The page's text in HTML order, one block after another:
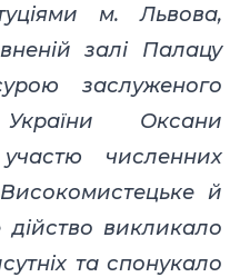
м. Львова,
залі Палацу
заслуженого
Оксани
численних
й
викликало
та спонукало